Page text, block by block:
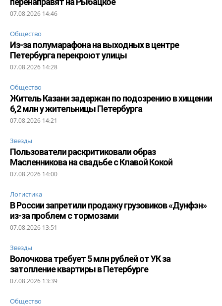
07.08.2026 14:46
Общество
Из-за полумарафона на выходных в центре
Петербурга перекроют улицы
07.08.2026 14:28
Общество
Житель Казани задержан по подозрению в хищении
6,2 млн у жительницы Петербурга
07.08.2026 14:21
Звезды
Пользователи раскритиковали образ
Масленникова на свадьбе с Клавой Кокой
07.08.2026 14:00
Логистика
В России запретили продажу грузовиков «Дунфэн»
из-за проблем с тормозами
07.08.2026 13:51
Звезды
Волочкова требует 5 млн рублей от УК за
затопление квартиры в Петербурге
07.08.2026 13:39
Общество